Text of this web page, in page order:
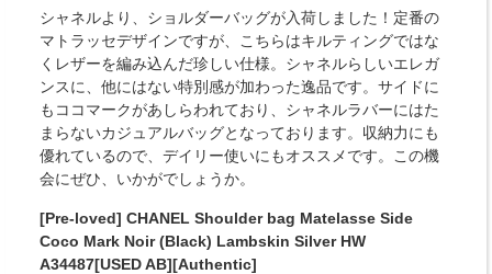
シャネルより、ショルダーバッグが入荷しました！定番の
マトラッセデザインですが、こちらはキルティングではな
くレザーを編み込んだ珍しい仕様。シャネルらしいエレガ
ンスに、他にはない特別感が加わった逸品です。サイドに
もココマークがあしらわれており、シャネルラバーにはた
まらないカジュアルバッグとなっております。収納力にも
優れているので、デイリー使いにもオススメです。この機
会にぜひ、いかがでしょうか。
[Pre-loved] CHANEL Shoulder bag Matelasse Side
Coco Mark Noir (Black) Lambskin Silver HW
A34487[USED AB][Authentic]